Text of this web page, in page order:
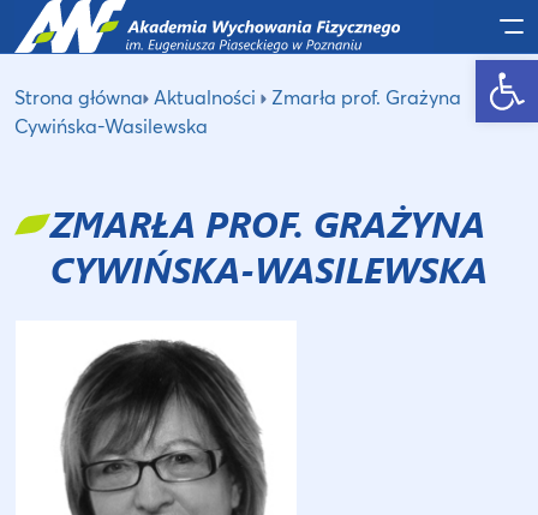
Otwórz pasek narzędzi
Strona główna Aktualności
Zmarła prof. Grażyna
Cywińska-Wasilewska
ZMARŁA PROF. GRAŻYNA
CYWIŃSKA-WASILEWSKA